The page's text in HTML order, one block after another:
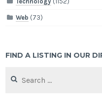
Web (73)
FIND A LISTING IN OUR
for: